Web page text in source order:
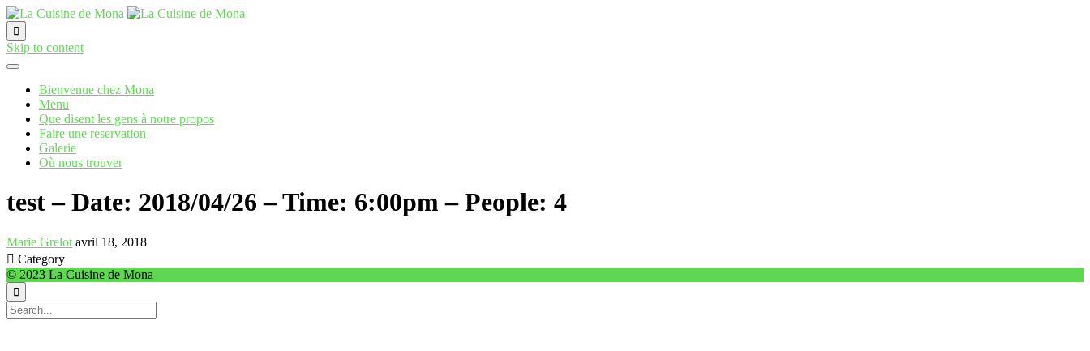

Skip to content
Bienvenue chez Mona
Menu
Que disent les gens à notre propos
Faire une reservation
Galerie
Où nous trouver
test – Date: 2018/04/26 – Time: 6:00pm – People: 4
Marie Grelot avril 18, 2018
 Category
© 2023 La Cuisine de Mona
